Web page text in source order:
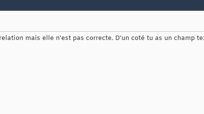
mais elle n'est pas correcte. D'un coté tu as un champ